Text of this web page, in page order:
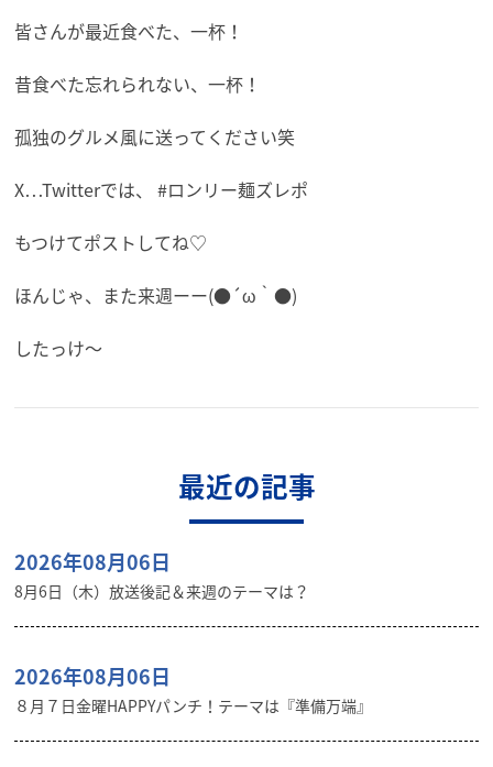
皆さんが最近食べた、一杯！
昔食べた忘れられない、一杯！
孤独のグルメ風に送ってください笑
X…Twitterでは、 #ロンリー麺ズレポ
もつけてポストしてね♡
ほんじゃ、また来週ーー(●´ω｀●)
したっけ〜
最近の記事
2026年08月06日
8月6日（木）放送後記＆来週のテーマは？
2026年08月06日
８月７日金曜HAPPYパンチ！テーマは『準備万端』